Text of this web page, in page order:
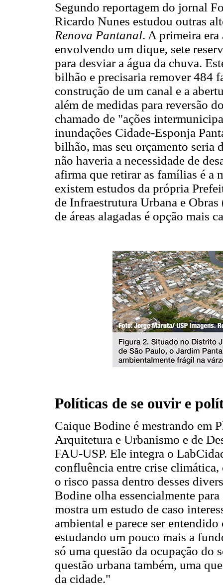
Segundo reportagem do jornal
Ricardo Nunes estudou outras
Renova Pantanal. A primeira era
envolvendo um dique, sete
para desviar a água da chuva.
bilhão e precisaria remover 484
construção de um canal e a
além de medidas para reversão
chamado de "ações
inundações Cidade-Esponja
bilhão, mas seu orçamento
não haveria a necessidade de
afirma que retirar as famílias é a
existem estudos da própria
de Infraestrutura Urbana e
de áreas alagadas é opção mais
Políticas de se ouvir e
Caique Bodine é mestrando em
Arquitetura e Urbanismo e de
FAU-USP. Ele integra o
confluência entre crise
o risco passa dentro desses
Bodine olha essencialmente
mostra um estudo de caso
ambiental e parece ser
estudando um pouco mais a
só uma questão da ocupação do
questão urbana também, uma
da cidade."